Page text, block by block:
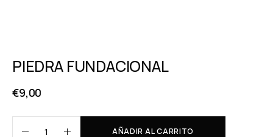
PIEDRA FUNDACIONAL
€9,00
AÑADIR AL CARRITO